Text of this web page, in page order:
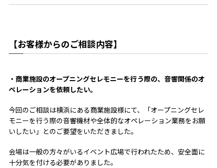
【お客様からのご相談内容】
・商業施設のオープニングセレモニーを行う際の、音響関係のオ
ペレーションを依頼したい。
今回のご相談は横浜にある商業施設様にて、「オープニングセレ
モニーを行う際の音響機材や全体的なオペレーション業務をお願
いしたい」とのご要望をいただきました。
会場は一般の方々がいるイベント広場で行われたため、安全面に
十分気を付ける必要がありました。